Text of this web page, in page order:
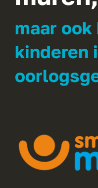
maar
kinderen